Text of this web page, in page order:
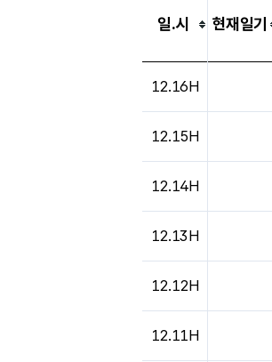
일.시 현재일기
12.16H
12.15H
12.14H
12.13H
12.12H
12.11H